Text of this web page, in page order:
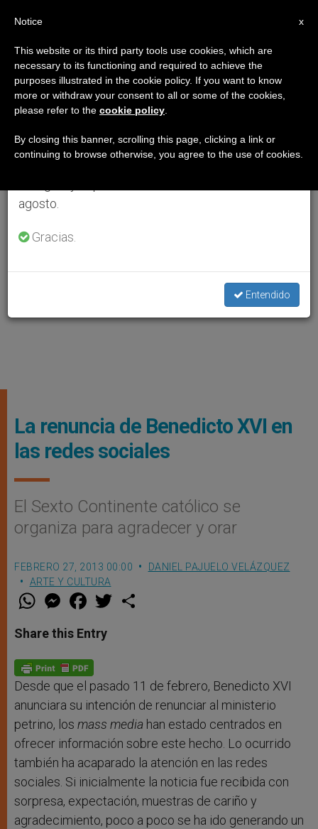
La renuncia de Benedicto XVI en
las redes sociales
El Sexto Continente católico se
organiza para agradecer y orar
FEBRERO 27, 2013 00:00
DANIEL PAJUELO VELÁZQUEZ
ARTE Y CULTURA
W
t
s
p
p
M
e
s
e
g
e
r
F
a
e
b
o
k
w
Share this Entry
Desde que el pasado 11 de febrero, Benedicto XVI
anunciara su intención de renunciar al ministerio
petrino, los mass media han estado centrados en
ofrecer información sobre este hecho. Lo ocurrido
también ha acaparado la atención en las redes
sociales. Si inicialmente la noticia fue recibida con
sorpresa, expectación, muestras de cariño y
agradecimiento, poco a poco se ha ido generando un
×
Aviso importante
Del 27 de julio al 7 de agosto haremos la pausa
anual, aprovechando que en el periodo de verano
se generan menos informaciones y también el
agosto.
Gracias.
Entendido
x
Notice
This website or its third party tools use cookies, which are
necessary to its functioning and required to achieve the
purposes illustrated in the cookie policy. If you want to know
more or withdraw your consent to all or some of the cookies,
please refer to the cookie policy
By closing this banner, scrolling this page, clicking a link or
continuing to browse otherwise, you agree to the use of cookies.